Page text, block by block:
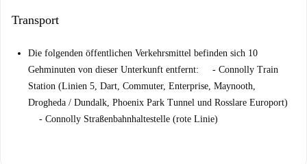
Transport
Die folgenden öffentlichen Verkehrsmittel befinden sich 10
Gehminuten von dieser Unterkunft entfernt: - Connolly Train
Station (Linien 5, Dart, Commuter, Enterprise, Maynooth,
Drogheda / Dundalk, Phoenix Park Tunnel und Rosslare Europort)
- Connolly Straßenbahnhaltestelle (rote Linie)